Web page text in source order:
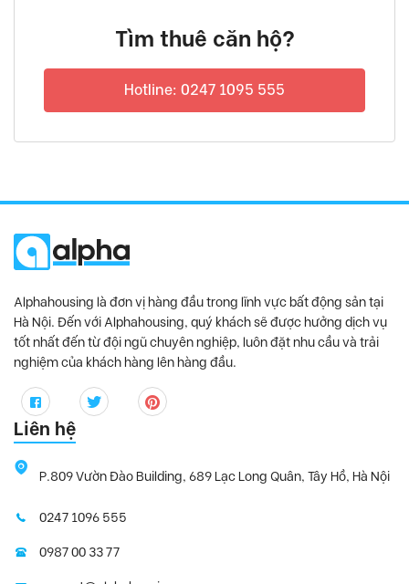
Tìm thuê căn hộ?
Hotline: 0247 1095 555
Alphahousing là đơn vị hàng đầu trong lĩnh vực bất động sản tại
Hà Nội. Đến với Alphahousing, quý khách sẽ được hưởng dịch vụ
tốt nhất đến từ đội ngũ chuyên nghiệp, luôn đặt nhu cầu và trải
nghiệm của khách hàng lên hàng đầu.
Liên hệ
P.809 Vườn Đào Building, 689 Lạc Long Quân, Tây Hồ, Hà Nội
0247 1096 555
0987 00 33 77